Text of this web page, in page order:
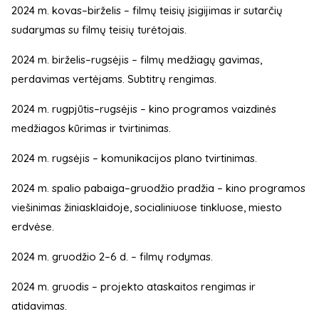
2024 m. kovas–birželis – filmų teisių įsigijimas ir sutarčių
sudarymas su filmų teisių turėtojais.
2024 m. birželis–rugsėjis – filmų medžiagų gavimas,
perdavimas vertėjams. Subtitrų rengimas.
2024 m. rugpjūtis–rugsėjis – kino programos vaizdinės
medžiagos kūrimas ir tvirtinimas.
2024 m. rugsėjis – komunikacijos plano tvirtinimas.
2024 m. spalio pabaiga–gruodžio pradžia – kino programos
viešinimas žiniasklaidoje, socialiniuose tinkluose, miesto
erdvėse.
2024 m. gruodžio 2–6 d. – filmų rodymas.
2024 m. gruodis – projekto ataskaitos rengimas ir
atidavimas.